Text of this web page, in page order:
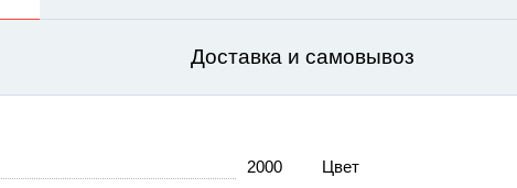
2000 Цвет
Доставка и самовывоз